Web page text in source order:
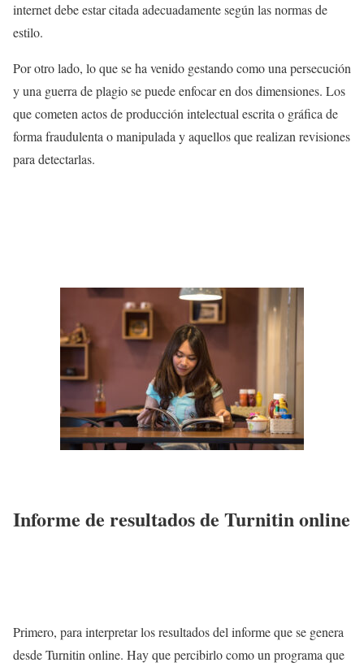
internet debe estar citada adecuadamente según las normas de
estilo.
Por otro lado, lo que se ha venido gestando como una persecución
y una guerra de plagio se puede enfocar en dos dimensiones. Los
que cometen actos de producción intelectual escrita o gráfica de
forma fraudulenta o manipulada y aquellos que realizan revisiones
para detectarlas.
Informe de resultados de Turnitin online
Primero, para interpretar los resultados del informe que se genera
desde Turnitin online. Hay que percibirlo como un programa que